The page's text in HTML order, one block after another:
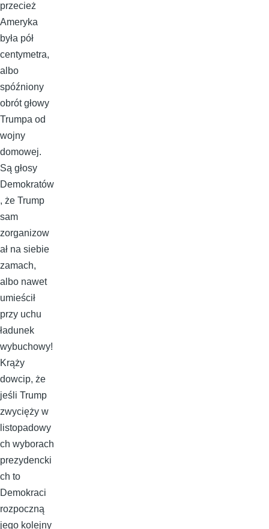
przecież
Ameryka
była pół
centymetra,
albo
spóźniony
obrót głowy
Trumpa od
wojny
domowej.
Są głosy
Demokratów
, że Trump
sam
zorganizow
ał na siebie
zamach,
albo nawet
umieścił
przy uchu
ładunek
wybuchowy!
Krąży
dowcip, że
jeśli Trump
zwycięży w
listopadowy
ch wyborach
prezydencki
ch to
Demokraci
rozpoczną
jego kolejny